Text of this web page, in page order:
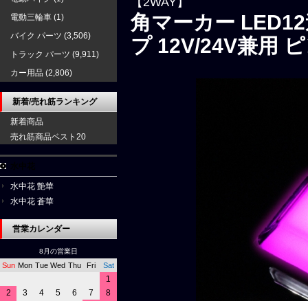
角マーカー
プ 12V/24V兼用
電動三輪車 (1)
バイク パーツ (3,506)
トラック パーツ (9,911)
カー用品 (2,806)
新着/売れ筋ランキング
新着商品
売れ筋商品ベスト20
水中花 艶華
水中花 蒼華
営業カレンダー
8月の営業日
Sun Mon Tue Wed Thu Fri Sat
1
2
3 4 5 6 7
8